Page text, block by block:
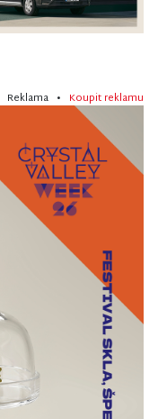
Reklama • Koupit reklamu